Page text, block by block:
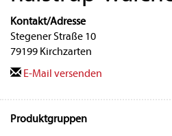
Kontakt/Adresse
Stegener Straße 10
79199 Kirchzarten
E-Mail versenden
Produktgruppen